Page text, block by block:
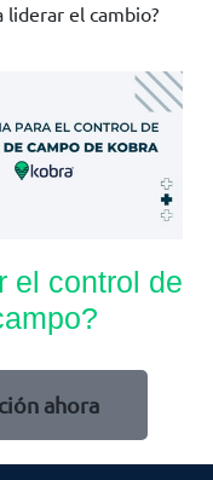
liderar el cambio?
el control de
ahora